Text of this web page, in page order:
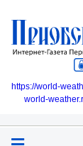
https://world-
world-